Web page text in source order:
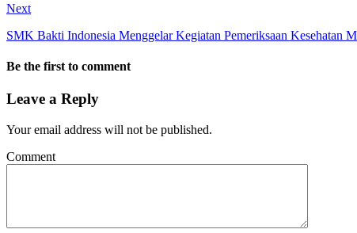
Next
SMK Bakti Indonesia Menggelar Kegiatan Pemeriksaan Kesehatan
Be the first to comment
Leave a Reply
Your email address will not be published.
Comment